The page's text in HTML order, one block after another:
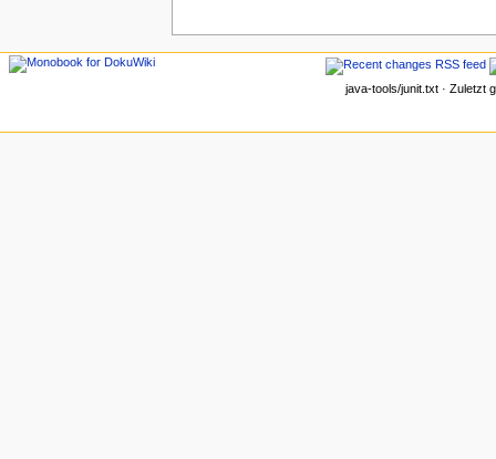
java-tools/junit.txt · Zuletzt